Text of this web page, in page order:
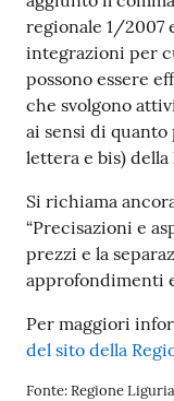
regionale 1/2007
integrazioni per
possono essere
che svolgono
ai sensi di quanto
lettera e bis)
Si richiama
“Precisazioni e
prezzi e la
approfondimenti
Per maggiori
del sito della
Fonte: Regione Liguria